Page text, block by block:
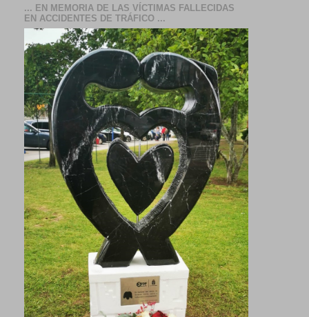
... EN MEMORIA DE LAS VÍCTIMAS FALLECIDAS
EN ACCIDENTES DE TRÁFICO ...